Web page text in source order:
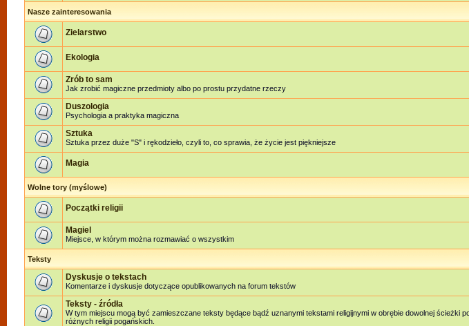
Nasze zainteresowania
Zielarstwo
Ekologia
Zrób to sam
Jak zrobić magiczne przedmioty albo po prostu przydatne rzeczy
Duszologia
Psychologia a praktyka magiczna
Sztuka
Sztuka przez duże "S" i rękodzieło, czyli to, co sprawia, że życie jest piękniejsze
Magia
Wolne tory (myślowe)
Początki religii
Magiel
Miejsce, w którym można rozmawiać o wszystkim
Teksty
Dyskusje o tekstach
Komentarze i dyskusje dotyczące opublikowanych na forum tekstów
Teksty - źródła
W tym miejscu mogą być zamieszczane teksty będące bądź uznanymi tekstami religijnymi w obrębie dowolnej ścieżki
różnych religii pogańskich.